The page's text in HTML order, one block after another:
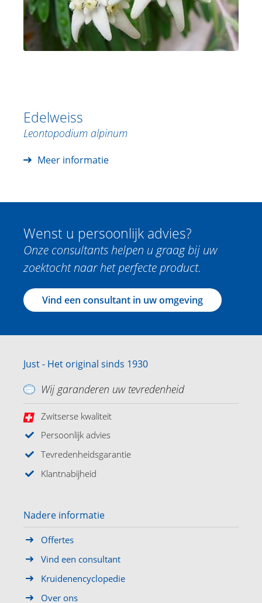
Edelweiss
Leontopodium alpinum
Meer informatie
Wenst u persoonlijk advies?
Onze consultants helpen u graag bij uw
zoektocht naar het perfecte product.
Vind een consultant in uw omgeving
Just - Het original sinds 1930
Wij garanderen uw tevredenheid
Zwitserse kwaliteit
Persoonlijk advies
Tevredenheidsgarantie
Klantnabijheid
Nadere informatie
Offertes
Vind een consultant
Kruidenencyclopedie
Over ons